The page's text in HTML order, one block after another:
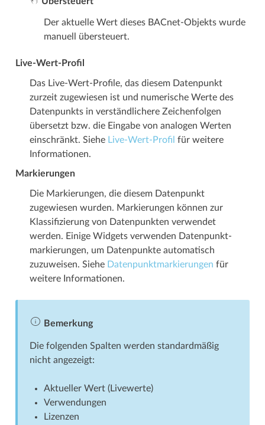
Der aktuelle Wert dieses BACnet-Objekts wurde
manuell übersteuert.
Live-Wert-Profil
Das Live-Wert-Profile, das diesem Datenpunkt
zurzeit zugewiesen ist und numerische Werte des
Datenpunkts in verständlichere Zeichenfolgen
übersetzt bzw. die Eingabe von analogen Werten
einschränkt. Siehe Live-Wert-Profil für weitere
Informationen.
Markierungen
Die Markierungen, die diesem Datenpunkt
zugewiesen wurden. Markierungen können zur
Klassifizierung von Datenpunkten verwendet
werden. Einige Widgets verwenden Datenpunkt­­
markierungen, um Datenpunkte automatisch
zuzuweisen. Siehe Datenpunkt­­markierungen für
weitere Informationen.
Bemerkung
Die folgenden Spalten werden standardmäßig
nicht angezeigt:
Aktueller Wert (Livewerte)
Verwendungen
Lizenzen